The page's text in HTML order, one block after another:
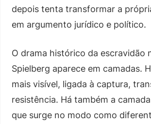
depois tenta transformar a
em argumento jurídico e político.
O drama histórico da escravidão
Spielberg aparece em camadas.
mais visível, ligada à captura,
resistência. Há também a
que surge no modo como